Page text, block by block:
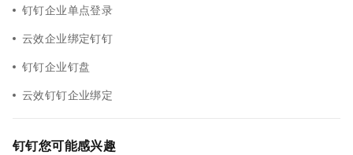
钉钉企业单点登录
云效企业绑定钉钉
钉钉企业钉盘
云效钉钉企业绑定
钉钉您可能感兴趣